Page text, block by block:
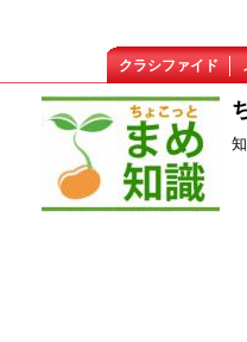
クラシファイド